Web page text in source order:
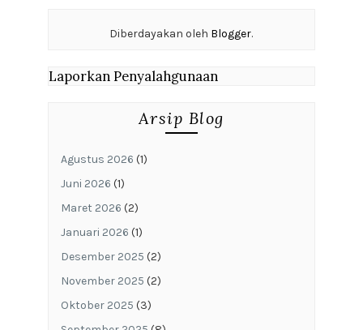
Diberdayakan oleh Blogger.
Laporkan Penyalahgunaan
Arsip Blog
Agustus 2026 (1)
Juni 2026 (1)
Maret 2026 (2)
Januari 2026 (1)
Desember 2025 (2)
November 2025 (2)
Oktober 2025 (3)